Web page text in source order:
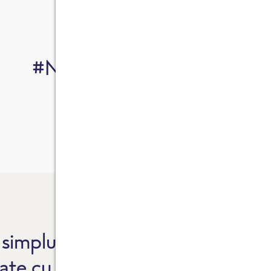
#NaturalCaLaTineAcasă
atât de bun.